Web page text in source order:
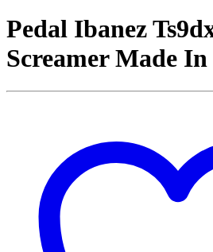
Pedal Ibanez
Screamer Made